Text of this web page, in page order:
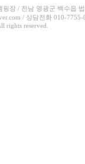
핑장 / 전남 영광군 백수읍
/ 상담전화 010-
rights reserved.